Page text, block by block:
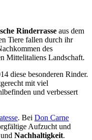
Rinderrasse aus dem
Tiere fallen durch ihr
des
Mittelitaliens Landschaft.
diese besonderen Rinder.
mit viel
und verbessert
. Bei Don Carne
Aufzucht und
Nachhaltigkeit.